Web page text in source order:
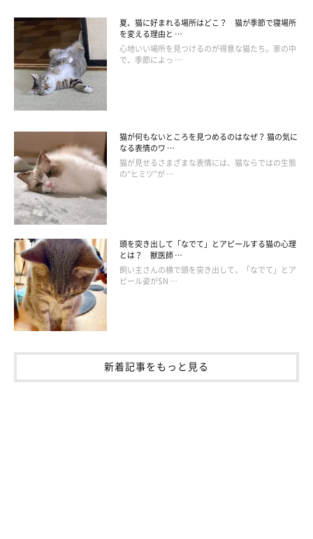
現在、猫アレルギーの予防薬や完治させる薬はありません。その
ため、主に対症療法によって治療します。クシャミやかゆみ症状
には「抗ヒスタミン剤」、ぜんそく症状には「抗ぜんそく剤」な
どを使って症状をやわらげます。
また、低濃度のアレルゲンを注射で少しずつ体に入れ、免疫をつ
くる「皮下免疫療法」や、舌の裏に低濃度のアレルゲンを含んだ
脱脂綿を数分間入れる「舌下減感作療法（ぜっかげんかんさりょ
うほう）」といった体質改善法もあります。
夏、猫に好まれる場所はどこ？ 猫が季節で寝場所
を変える理由と …
心地いい場所を見つけるのが得意な猫たち。家の中
で、季節によっ …
猫が何もないところを見つめるのはなぜ？ 猫の気に
なる表情のワ …
猫が見せるさまざまな表情には、猫ならではの生態
の“ヒミツ”が …
頭を突き出して「なでて」とアピールする猫の心理
とは？ 獣医師 …
飼い主さんの横で頭を突き出して、「なでて」とア
ピール姿がSN …
新着記事をもっと見る